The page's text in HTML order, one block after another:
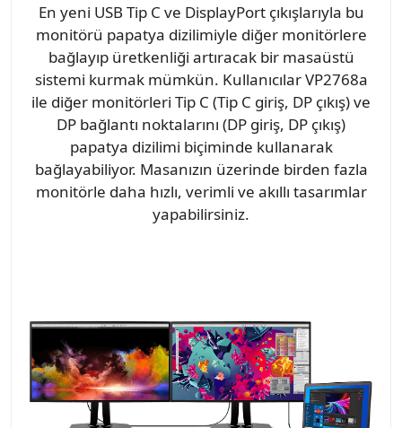
En yeni USB Tip C ve DisplayPort çıkışlarıyla bu
monitörü papatya dizilimiyle diğer monitörlere
bağlayıp üretkenliği artıracak bir masaüstü
sistemi kurmak mümkün. Kullanıcılar VP2768a
ile diğer monitörleri Tip C (Tip C giriş, DP çıkış) ve
DP bağlantı noktalarını (DP giriş, DP çıkış)
papatya dizilimi biçiminde kullanarak
bağlayabiliyor. Masanızın üzerinde birden fazla
monitörle daha hızlı, verimli ve akıllı tasarımlar
yapabilirsiniz.